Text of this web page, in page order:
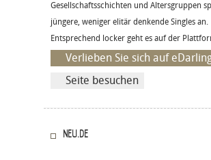
Gesellschaftsschichten und Altersgruppen
jüngere, weniger elitär denkende Singles an.
Entsprechend locker geht es auf der
Verlieben Sie sich auf
Seite besuchen
NEU.DE